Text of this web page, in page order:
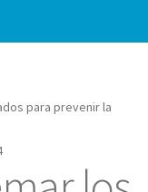
para prevenir la